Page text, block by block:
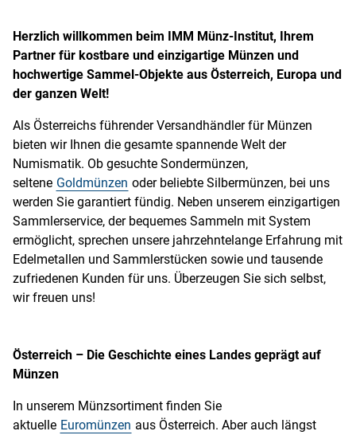
Herzlich willkommen beim IMM Münz-Institut, Ihrem
Partner für kostbare und einzigartige Münzen und
hochwertige Sammel-Objekte aus Österreich, Europa und
der ganzen Welt!
Als Österreichs führender Versandhändler für Münzen
bieten wir Ihnen die gesamte spannende Welt der
Numismatik. Ob gesuchte Sondermünzen,
seltene Goldmünzen oder beliebte Silbermünzen, bei uns
werden Sie garantiert fündig. Neben unserem einzigartigen
Sammlerservice, der bequemes Sammeln mit System
ermöglicht, sprechen unsere jahrzehntelange Erfahrung mit
Edelmetallen und Sammlerstücken sowie und tausende
zufriedenen Kunden für uns. Überzeugen Sie sich selbst,
wir freuen uns!
Österreich – Die Geschichte eines Landes geprägt auf
Münzen
In unserem Münzsortiment finden Sie
aktuelle Euromünzen aus Österreich. Aber auch längst